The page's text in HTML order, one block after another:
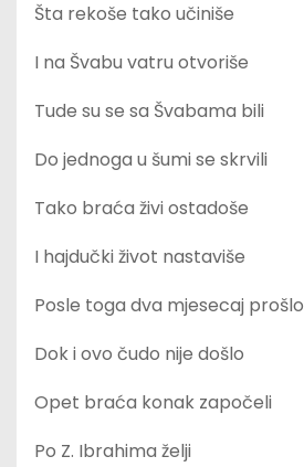
Šta rekoše tako učiniše
I na Švabu vatru otvoriše
Tude su se sa Švabama bili
Do jednoga u šumi se skrvili
Tako braća živi ostadoše
I hajdučki život nastaviše
Posle toga dva mjesecaj prošlo
Dok i ovo čudo nije došlo
Opet braća konak započeli
Po Z. Ibrahima želji